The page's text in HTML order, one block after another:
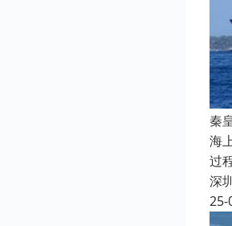
秦
海
过
深
25-